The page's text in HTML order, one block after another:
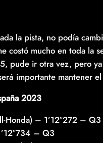
la pista, no podía
costó mucho en toda la
pude ir otra vez, pero
importante mantener
2023
Honda) – 1’12″272 – Q3
– Q3